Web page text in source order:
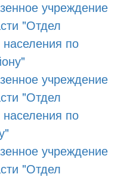
учреждение
"Отдел
по
учреждение
"Отдел
по
учреждение
"Отдел